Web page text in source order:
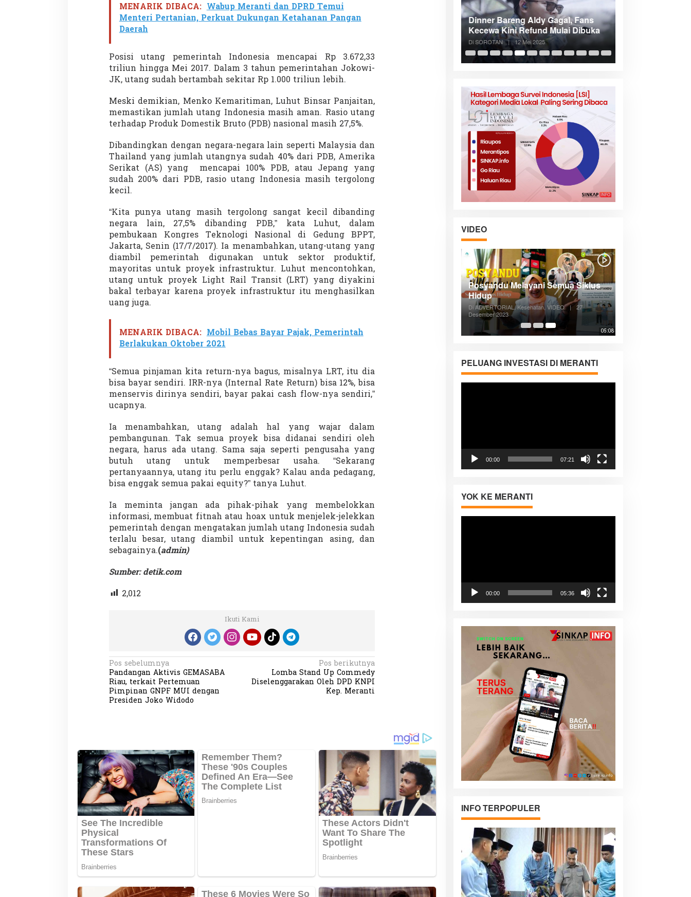
MENARIK DIBACA: Wabup Meranti dan DPRD Temui
Menteri Pertanian, Perkuat Dukungan Ketahanan Pangan
Daerah
Posisi utang pemerintah Indonesia mencapai Rp 3.672,33
triliun hingga Mei 2017. Dalam 3 tahun pemerintahan Jokowi-
JK, utang sudah bertambah sekitar Rp 1.000 triliun lebih.
Meski demikian, Menko Kemaritiman, Luhut Binsar Panjaitan,
memastikan jumlah utang Indonesia masih aman. Rasio utang
terhadap Produk Domestik Bruto (PDB) nasional masih 27,5%.
Dibandingkan dengan negara-negara lain seperti Malaysia dan
Thailand yang jumlah utangnya sudah 40% dari PDB, Amerika
Serikat (AS) yang mencapai 100% PDB, atau Jepang yang
sudah 200% dari PDB, rasio utang Indonesia masih tergolong
kecil.
“Kita punya utang masih tergolong sangat kecil dibanding
negara lain, 27,5% dibanding PDB,” kata Luhut, dalam
pembukaan Kongres Teknologi Nasional di Gedung BPPT,
Jakarta, Senin (17/7/2017). Ia menambahkan, utang-utang yang
diambil pemerintah digunakan untuk sektor produktif,
mayoritas untuk proyek infrastruktur. Luhut mencontohkan,
utang untuk proyek Light Rail Transit (LRT) yang diyakini
bakal terbayar karena proyek infrastruktur itu menghasilkan
uang juga.
MENARIK DIBACA: Mobil Bebas Bayar Pajak, Pemerintah
Berlakukan Oktober 2021
“Semua pinjaman kita return-nya bagus, misalnya LRT, itu dia
bisa bayar sendiri. IRR-nya (Internal Rate Return) bisa 12%, bisa
menservis dirinya sendiri, bayar pakai cash flow-nya sendiri,”
ucapnya.
Ia menambahkan, utang adalah hal yang wajar dalam
pembangunan. Tak semua proyek bisa didanai sendiri oleh
negara, harus ada utang. Sama saja seperti pengusaha yang
butuh utang untuk memperbesar usaha. “Sekarang
pertanyaannya, utang itu perlu enggak? Kalau anda pedagang,
bisa enggak semua pakai equity?” tanya Luhut.
Ia meminta jangan ada pihak-pihak yang membelokkan
informasi, membuat fitnah atau hoax untuk menjelek-jelekkan
pemerintah dengan mengatakan jumlah utang Indonesia sudah
terlalu besar, utang diambil untuk kepentingan asing, dan
sebagainya.(admin)
Sumber: detik.com
2,012
Ikuti Kami
N
a
v
s
i
p
o
s
Pos sebelumnya
Pandangan Aktivis GEMASABA
Riau, terkait Pertemuan
Pimpinan GNPF MUI dengan
Presiden Joko Widodo
Pos berikutnya
Lomba Stand Up Commedy
Diselenggarakan Oleh DPD KNPI
Kep. Meranti
Demonstrasi Gen-Z Guncang
Nepal, PM Mundur Mendadak
Menteri Nusron: Patok Batas Tanah
Rekognisi Sejarah Kerajaan Siak
Dinner Bareng Aldy Gagal, Fans
Kecewa Kini Refund Mulai Dibuka
Di SOROTAN | 12 Mei 2025
VIDEO
Partisipasi Pemuda dalam
Pelayanan Sukarela Internasional
Eksplore Meranti – Yok ke Meranti
05:08
Posyandu Melayani Semua Siklus
Hidup
Di ADVERTORIAL, Kesehatan, VIDEO |
27
Desember 2023
PELUANG INVESTASI DI MERANTI
00:00 07:21
YOK KE MERANTI
00:00 05:36
INFO TERPOPULER